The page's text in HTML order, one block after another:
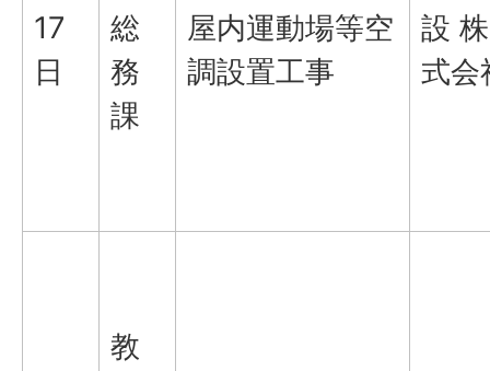
17
日
総
務
課
屋内運動場等空
調設置工事
設 株
式会
教